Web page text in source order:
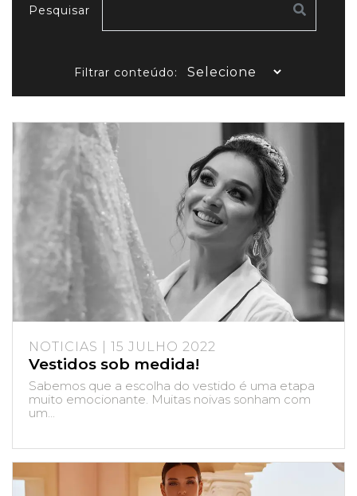
Pesquisar
Filtrar conteúdo:
NOTICIAS | 15 JULHO 2022
Vestidos sob medida!
Sabemos que a escolha do vestido é uma etapa
muito emocionante. Muitas noivas sonham com
um...